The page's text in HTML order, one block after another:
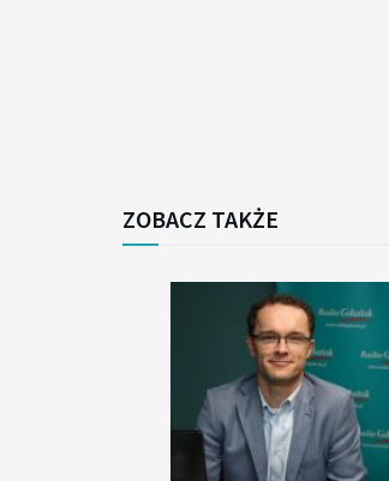
ZOBACZ TAKŻE